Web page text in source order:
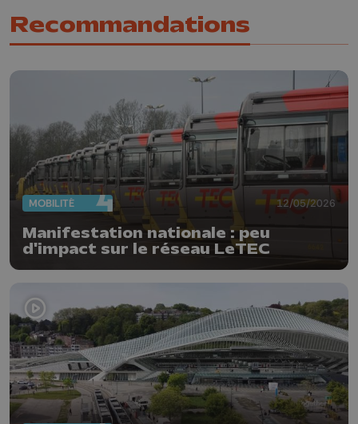
Recommandations
MOBILITÉ 12/05/2026
Manifestation nationale : peu
d'impact sur le réseau LeTEC